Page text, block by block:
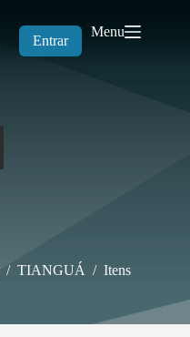
Entrar
Menu
/ TIANGUÁ / Itens